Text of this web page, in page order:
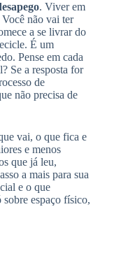
. Viver em
não vai ter
a se livrar do
É um
Pense em cada
Se a resposta for
de
não precisa de
vai, o que fica e
e menos
que já leu,
a mais para sua
e o que
sobre espaço físico,